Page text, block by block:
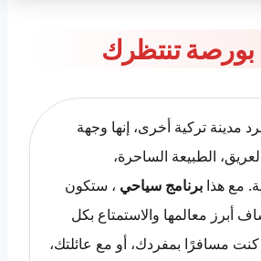
بورصة تنتظرك
تركية أخرى، إنها وجهة
الطبيعة الساحرة،
مع هذا برنامج سياحي ، ستكون
أبرز معالمها والاستمتاع بكل
مسافرًا بمفردك، أو مع عائلتك،